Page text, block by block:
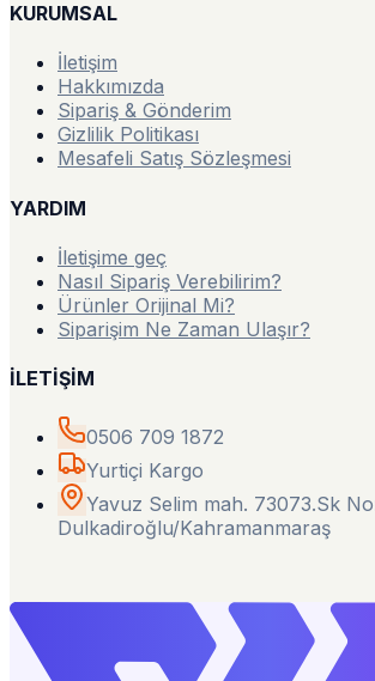
KURUMSAL
İletişim
Hakkımızda
Sipariş & Gönderim
Gizlilik Politikası
Mesafeli Satış Sözleşmesi
YARDIM
İletişime geç
Nasıl Sipariş Verebilirim?
Ürünler Orijinal Mi?
Siparişim Ne Zaman Ulaşır?
İLETİŞİM
0506 709 1872
Yurtiçi Kargo
Yavuz Selim mah. 73073.Sk
Dulkadiroğlu/Kahramanmaraş